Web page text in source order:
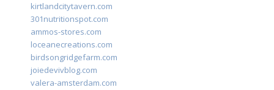
kirtlandcitytavern.com
301nutritionspot.com
ammos-stores.com
loceanecreations.com
birdsongridgefarm.com
joiedevivblog.com
valera-amsterdam.com